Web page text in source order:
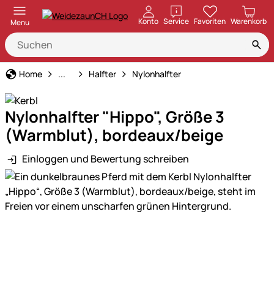
Menu Konto ServiceöffnenFavoriten Warenkorb
Home Halfter & Stricke
... Halfter Nylonhalfter
Nylonhalfter "Hippo", Größe 3
(Warmblut), bordeaux/beige
Einloggen und Bewertung schreiben
Produktgalerie